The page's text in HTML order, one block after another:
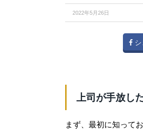
2022年5月26日
シ
上司が手放し
まず、最初に知って